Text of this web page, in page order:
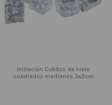
Imitación Cubitos de hielo
cuadrados medianos 3x3cm